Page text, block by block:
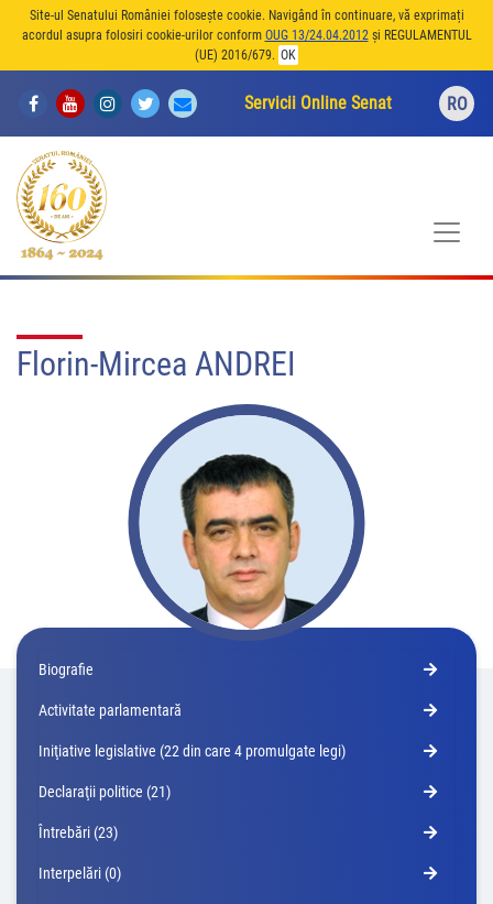
Site-ul Senatului României folosește cookie. Navigând în continuare, vă exprimați
acordul asupra folosiri cookie-urilor conform OUG 13/24.04.2012și REGULAMENTUL
(UE) 2016/679. OK
Servicii Online Senat RO
Florin-Mircea ANDREI
Biografie
Activitate parlamentară
Iniţiative legislative (22 din care 4 promulgate legi)
Declaraţii politice (21)
Întrebări (23)
Interpelări (0)